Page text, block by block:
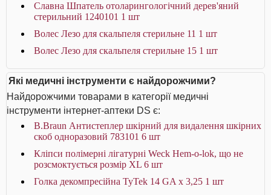
Славна Шпатель отоларингологічний дерев'яний
стерильний 1240101 1 шт
Волес Лезо для скальпеля стерильне 11 1 шт
Волес Лезо для скальпеля стерильне 15 1 шт
Які медичні інструменти є найдорожчими?
Найдорожчими товарами в категорії медичні
інструменти інтернет-аптеки DS є:
B.Braun Антистеплер шкірний для видалення шкірних
скоб одноразовий 783101 6 шт
Кліпси полімерні лігатурні Weck Hem-o-lok, що не
розсмоктується розмір XL 6 шт
Голка декомпресійна TyTek 14 GA х 3,25 1 шт